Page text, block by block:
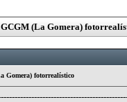
(La Gomera)
Gomera) fotorrealístico